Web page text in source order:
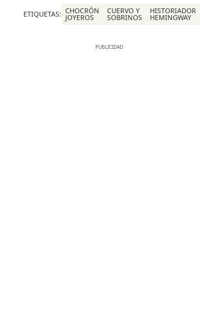
ETIQUETAS: CHOCRÓN
JOYEROS
CUERVO Y
SOBRINOS
HISTORIADOR
HEMINGWAY